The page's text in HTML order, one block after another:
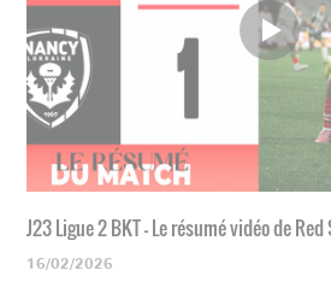
J23 Ligue 2 BKT - Le résumé vidéo de
16/02/2026